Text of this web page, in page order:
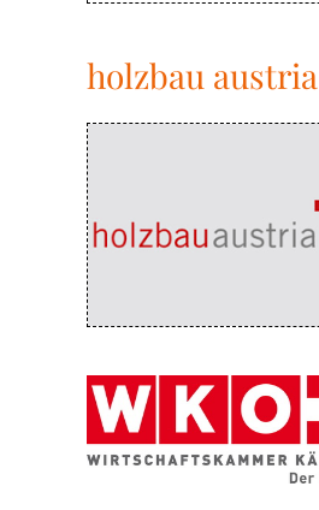
holzbau austria